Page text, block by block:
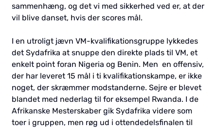
sammenhæng, og det vi med sikkerhed ved er, at der
vil blive danset, hvis der scores mål.
I en utroligt jævn VM-kvalifikationsgruppe lykkedes
det Sydafrika at snuppe den direkte plads til VM, et
enkelt point foran Nigeria og Benin. Men en offensiv,
der har leveret 15 mål i ti kvalifikationskampe, er ikke
noget, der skræmmer modstanderne. Sejre er blevet
blandet med nederlag til for eksempel Rwanda. I de
Afrikanske Mesterskaber gik Sydafrika videre som
toer i gruppen, men røg ud i ottendedelsfinalen til